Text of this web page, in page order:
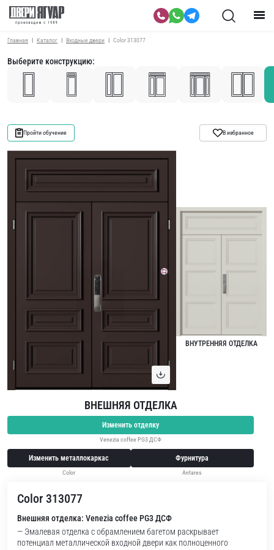
Главная Каталог Входные двери Color 313077
Выберите конструкцию:
Пройти обучение В избранное
ВНУТРЕННЯЯ ОТДЕЛКА
ВНЕШНЯЯ ОТДЕЛКА
Изменить отделку
Venezia coffee PG3 ДСФ
Изменить металлокаркас
Color
Фурнитура
Antares
Color 313077
Внешняя отделка: Venezia coffee PG3 ДСФ
— Эмалевая отделка с обрамлением багетом раскрывает
потенциал металлической входной двери как полноценного